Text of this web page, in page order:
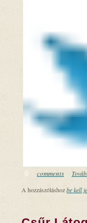
0 comments
A hozzászóláshozbe kell